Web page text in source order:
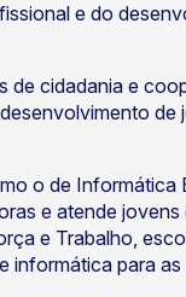
e do
de cidadania e
o de
e atende
e Trabalho,
informática para as